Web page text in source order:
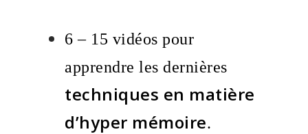
6 – 15 vidéos pour
apprendre les dernières
techniques en matière
d’hyper mémoire.